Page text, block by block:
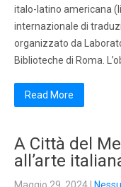
italo-latino americana
internazionale di
organizzato da
Biblioteche di Roma.
Read More
A Città del
all’arte